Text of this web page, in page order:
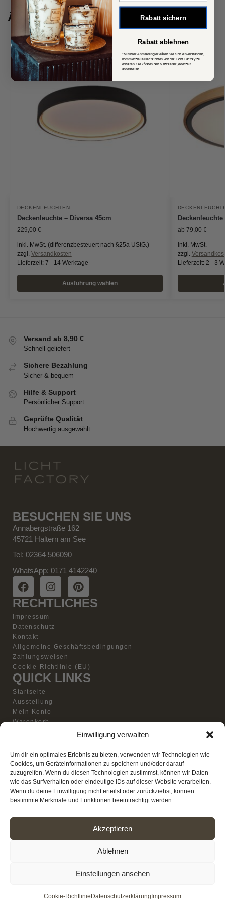
Einwilligung verwalten
Um dir ein optimales Erlebnis zu bieten, verwenden wir Technologien wie
Cookies, um Geräteinformationen zu speichern und/oder darauf
zuzugreifen. Wenn du diesen Technologien zustimmst, können wir Daten
wie das Surfverhalten oder eindeutige IDs auf dieser Website verarbeiten.
Wenn du deine Einwilligung nicht erteilst oder zurückziehst, können
bestimmte Merkmale und Funktionen beeinträchtigt werden.
Akzeptieren
Ablehnen
Einstellungen ansehen
Cookie-Richtlinie Datenschutzerklärung Impressum
Ähnliche Produkte
DECKENLEUCHTEN
Deckenleuchte – Diversa 45cm
229,00 €
inkl. MwSt. (differenzbesteuert nach §25a UStG.)
zzgl. Versandkosten
Lieferzeit: 7 - 14 Werktage
Ausführung wählen
ab 79,00 €
inkl. MwSt.
zzgl.
Lieferzeit: 2 - 3
Versand ab 8,90 €
Schnell geliefert
Sichere Bezahlung
Sicher & bequem
Hilfe & Support
Persönlicher Support
Geprüfte Qualität
Hochwertig ausgewählt
BESUCHEN SIE UNS
Annabergstraße 162
45721 Haltern am See
Tel: 02364 506090
WhatsApp: 0171 4142240
RECHTLICHES
Impressum
Datenschutz
Kontakt
Allgemeine Geschäftsbedingungen
Zahlungsweisen
Cookie-Richtlinie (EU)
QUICK LINKS
Startseite
Ausstellung
Mein Konto
Warenkorb
BESUCHEN SIE UNS
10% Rabatt auf deine erste Bestellung und immer
bestens informiert!* (ab 100€ Einkauf)
© 2026 LichtFactory, Haltern am See
Alle Preise inkl. der gesetzlichen MwSt. Die
Preis in diesem Online-Shop. *Ausgenommen von dem
Poulsen Produkt, Kunstwerke sowie bereits rabattierte
Rabatt sichern
Rabatt ablehnen
*Mit Ihrer Anmeldung erklären Sie sich einverstanden,
kommerzielle Nachrichten von der Licht Factory zu
erhalten. Sie können den Newsletter jederzeit
abbestellen.